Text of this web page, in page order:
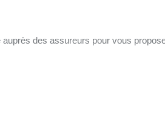
des assureurs pour vous